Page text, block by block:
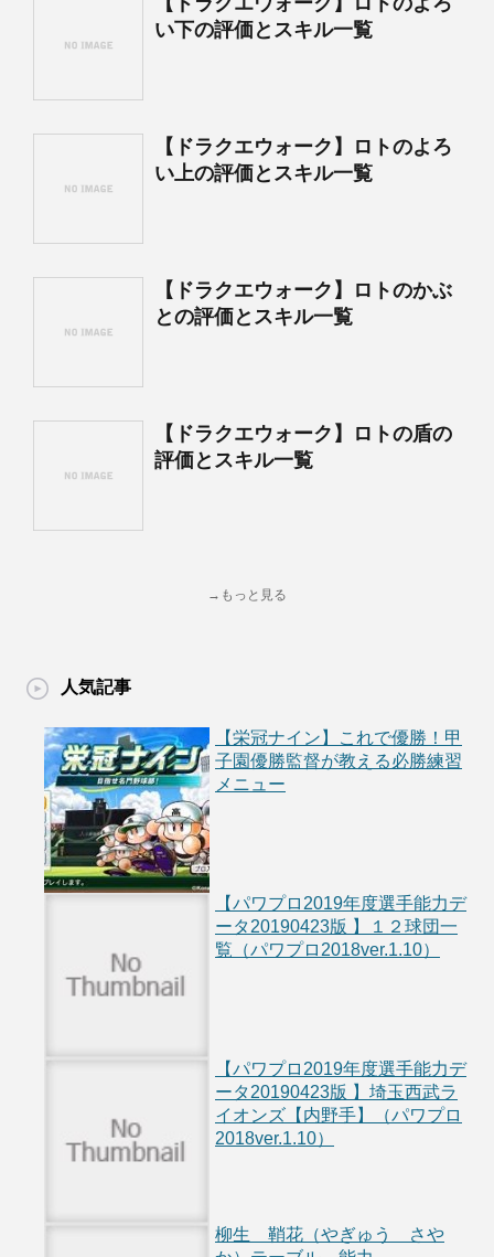
い下の評価とスキル一覧
【ドラクエウォーク】ロトのよろ
い上の評価とスキル一覧
【ドラクエウォーク】ロトのかぶ
との評価とスキル一覧
【ドラクエウォーク】ロトの盾の
評価とスキル一覧
→もっと見る
人気記事
【栄冠ナイン】これで優勝！甲
子園優勝監督が教える必勝練習
メニュー
【パワプロ2019年度選手能力デ
ータ20190423版 】１２球団一
覧（パワプロ2018ver.1.10）
【パワプロ2019年度選手能力デ
ータ20190423版 】埼玉西武ラ
イオンズ【内野手】（パワプロ
2018ver.1.10）
柳生 鞘花（やぎゅう さや